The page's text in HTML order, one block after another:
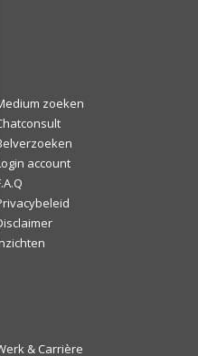
zoeken
account
& Carrière